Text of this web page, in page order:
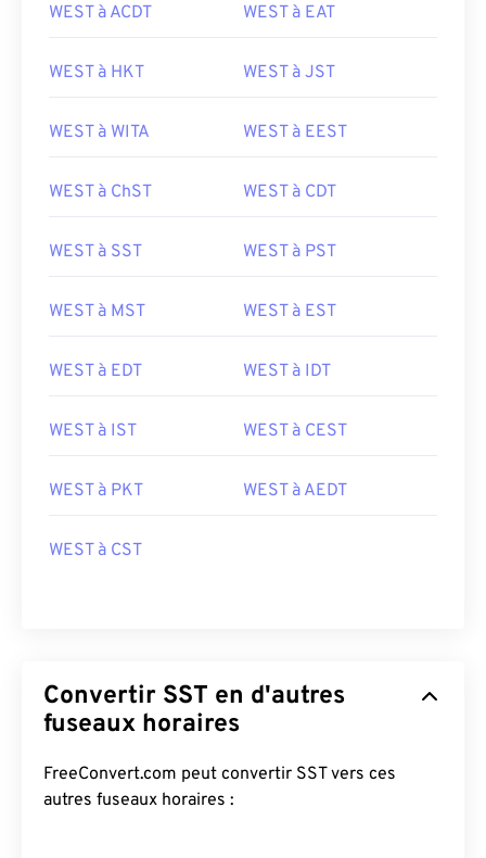
WEST à ACDT WEST à EAT
WEST à HKT WEST à JST
WEST à WITA WEST à EEST
WEST à ChST WEST à CDT
WEST à SST WEST à PST
WEST à MST WEST à EST
WEST à EDT WEST à IDT
WEST à IST WEST à CEST
WEST à PKT WEST à AEDT
WEST à CST
Convertir SST en d'autres
fuseaux horaires
FreeConvert.com peut convertir SST vers ces
autres fuseaux horaires :